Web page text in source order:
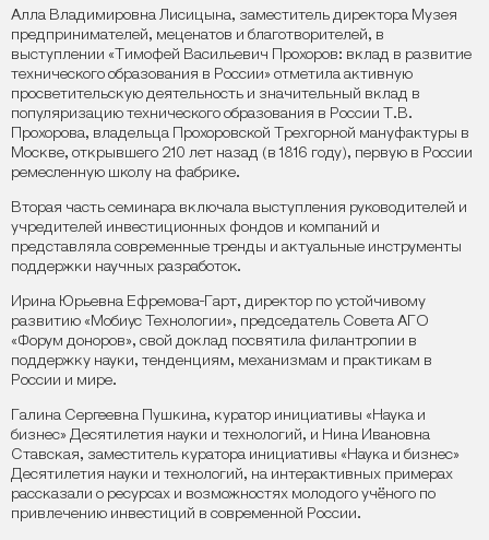
Алла Владимировна Лисицына, заместитель директора Музея
предпринимателей, меценатов и благотворителей, в
выступлении «Тимофей Васильевич Прохоров: вклад в развитие
технического образования в России» отметила активную
просветительскую деятельность и значительный вклад в
популяризацию технического образования в России Т.В.
Прохорова, владельца Прохоровской Трехгорной мануфактуры в
Москве, открывшего 210 лет назад (в 1816 году), первую в России
ремесленную школу на фабрике.
Вторая часть семинара включала выступления руководителей и
учредителей инвестиционных фондов и компаний и
представляла современные тренды и актуальные инструменты
поддержки научных разработок.
Ирина Юрьевна Ефремова-Гарт, директор по устойчивому
развитию «Мобиус Технологии», председатель Совета АГО
«Форум доноров», свой доклад посвятила филантропии в
поддержку науки, тенденциям, механизмам и практикам в
России и мире.
Галина Сергеевна Пушкина, куратор инициативы «Наука и
бизнес» Десятилетия науки и технологий, и Нина Ивановна
Ставская, заместитель куратора инициативы «Наука и бизнес»
Десятилетия науки и технологий, на интерактивных примерах
рассказали о ресурсах и возможностях молодого учёного по
привлечению инвестиций в современной России.